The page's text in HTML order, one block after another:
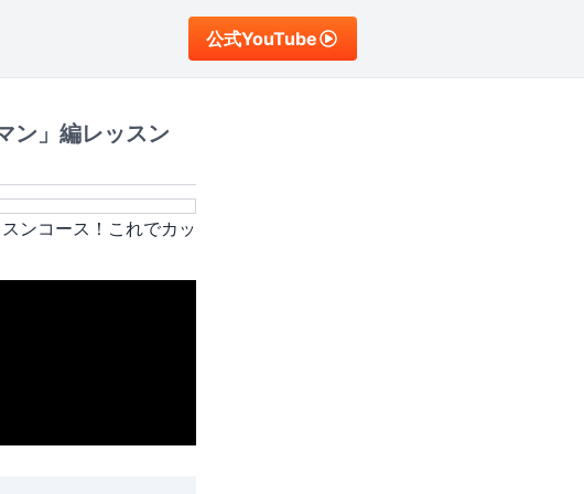
公式YouTube
ン」編レッスン
ンコース！これでカッ